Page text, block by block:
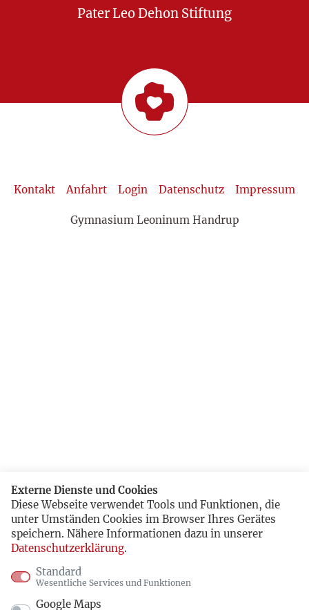
Pater Leo Dehon Stiftung
Kontakt Anfahrt Login Datenschutz Impressum
Gymnasium Leoninum Handrup
Externe Dienste und Cookies
Diese Webseite verwendet Tools und Funktionen, die
unter Umständen Cookies im Browser Ihres Gerätes
speichern. Nähere Informationen dazu in unserer
Datenschutzerklärung.
Standard
Wesentliche Services und Funktionen
Google Maps